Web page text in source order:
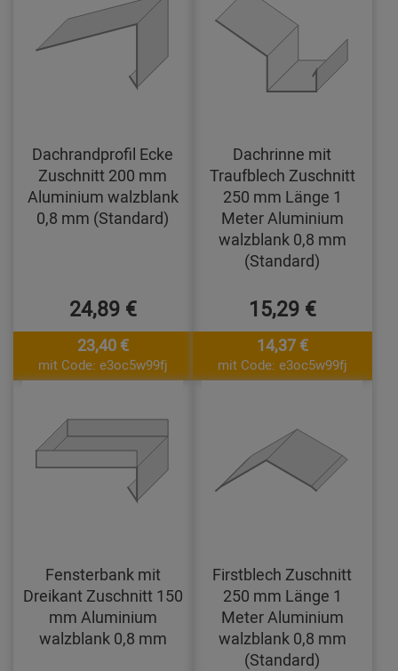
Dachrandprofil Ecke
Zuschnitt 200 mm
Aluminium walzblank
0,8 mm (Standard)
24,89 €
23,40 €
mit Code: e3oc5w99fj
Dachrinne mit
Traufblech Zuschnitt
250 mm Länge 1
Meter Aluminium
walzblank 0,8 mm
(Standard)
15,29 €
14,37 €
mit Code: e3oc5w99fj
Fensterbank mit
Dreikant Zuschnitt 150
mm Aluminium
walzblank 0,8 mm
Firstblech Zuschnitt
250 mm Länge 1
Meter Aluminium
walzblank 0,8 mm
(Standard)